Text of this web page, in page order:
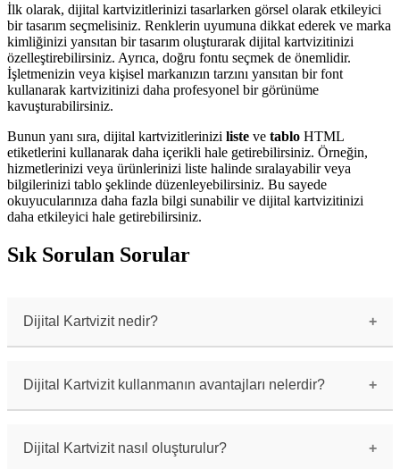
İlk olarak, dijital kartvizitlerinizi tasarlarken görsel olarak etkileyici
bir tasarım seçmelisiniz. Renklerin uyumuna dikkat ederek ve marka
kimliğinizi yansıtan bir tasarım oluşturarak dijital kartvizitinizi
özelleştirebilirsiniz. Ayrıca, doğru fontu seçmek de önemlidir.
İşletmenizin veya kişisel markanızın tarzını yansıtan bir font
kullanarak kartvizitinizi daha profesyonel bir görünüme
kavuşturabilirsiniz.
Bunun yanı sıra, dijital kartvizitlerinizi liste ve tablo HTML
etiketlerini kullanarak daha içerikli hale getirebilirsiniz. Örneğin,
hizmetlerinizi veya ürünlerinizi liste halinde sıralayabilir veya
bilgilerinizi tablo şeklinde düzenleyebilirsiniz. Bu sayede
okuyucularınıza daha fazla bilgi sunabilir ve dijital kartvizitinizi
daha etkileyici hale getirebilirsiniz.
Sık Sorulan Sorular
Dijital Kartvizit nedir?
ve profesyoneller, dijital kartvizitleri ile
iletişim bilgilerini kolayca paylaşabilirler.
Dijital Kartvizit kullanmanın avantajları nelerdir?
güncelleme imkanı, yeşil çözüm olması,
verimlilik, online paylaşım ve etkileyici tasarım
Dijital Kartvizit nasıl oluşturulur?